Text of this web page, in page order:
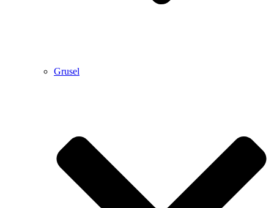
Grusel